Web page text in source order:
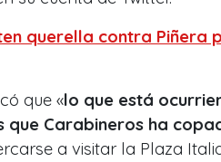
querella contra Piñera
que «lo que está
que Carabineros ha
a visitar la Plaza